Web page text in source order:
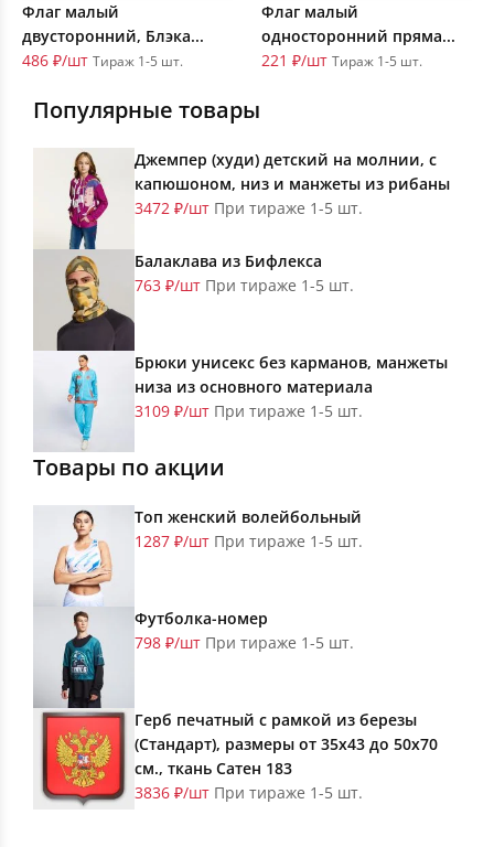
Флаг малый
двусторонний, Блэка...
486 ₽/шт Тираж 1-5 шт.
Флаг малый
односторонний пряма...
221 ₽/шт Тираж 1-5 шт.
Популярные товары
Джемпер (худи) детский на молнии, с
капюшоном, низ и манжеты из рибаны
3472 ₽/шт При тираже 1-5 шт.
Балаклава из Бифлекса
763 ₽/шт При тираже 1-5 шт.
Брюки унисекс без карманов, манжеты
низа из основного материала
3109 ₽/шт При тираже 1-5 шт.
Товары по акции
Топ женский волейбольный
1287 ₽/шт При тираже 1-5 шт.
Футболка-номер
798 ₽/шт При тираже 1-5 шт.
Герб печатный с рамкой из березы
(Стандарт), размеры от 35х43 до 50х70
см., ткань Сатен 183
3836 ₽/шт При тираже 1-5 шт.